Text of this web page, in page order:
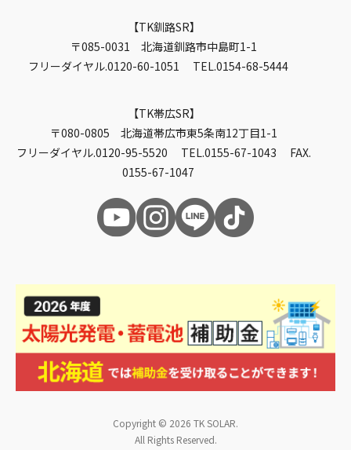
TK釧路SR
〒085-0031 北海道釧路市中島町1-1
フリーダイヤル.0120-60-1051 TEL.0154-68-5444
TK帯広SR
〒080-0805 北海道帯広市東5条南12丁目1-1
フリーダイヤル.0120-95-5520 TEL.0155-67-1043 FAX.
0155-67-1047
Copyright © 2026 TK SOLAR.
All Rights Reserved.